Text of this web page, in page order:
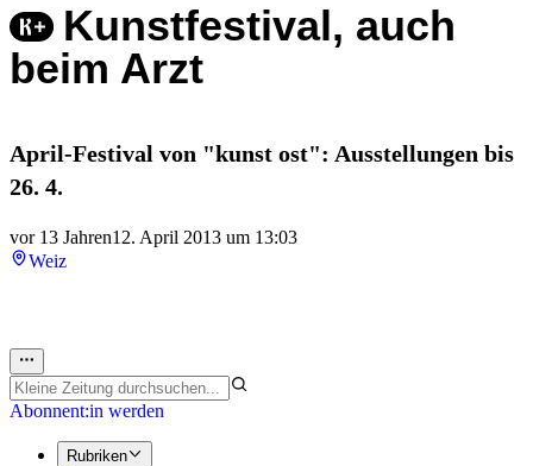
Kunstfestival, auch
beim Arzt
April-Festival von "kunst ost": Ausstellungen bis
26. 4.
vor 13 Jahren12. April 2013 um 13:03
Weiz
Abonnent:in werden
Rubriken